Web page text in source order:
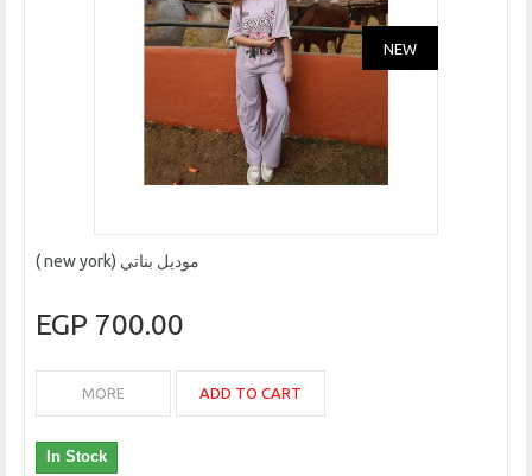
NEW
موديل بناتي (new york )
700.00 EGP
ADD TO CART
MORE
In Stock